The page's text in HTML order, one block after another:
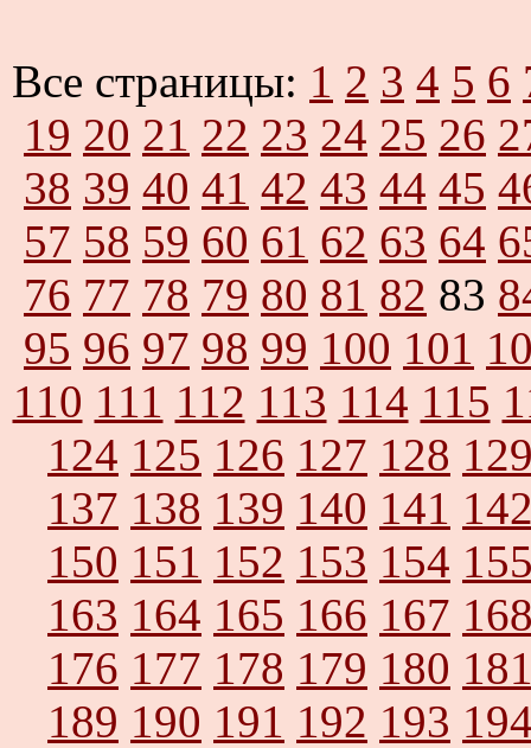
Все страницы: 1 2 3 4 5 6
19 20 21 22 23 24 25 26
38 39 40 41 42 43 44 45
57 58 59 60 61 62 63 64
76 77 78 79 80 81 82 83
95 96 97 98 99 100 101
110 111 112 113 114 115
124 125 126 127 128
137 138 139 140 141
150 151 152 153 154
163 164 165 166 167
176 177 178 179 180
189 190 191 192 193